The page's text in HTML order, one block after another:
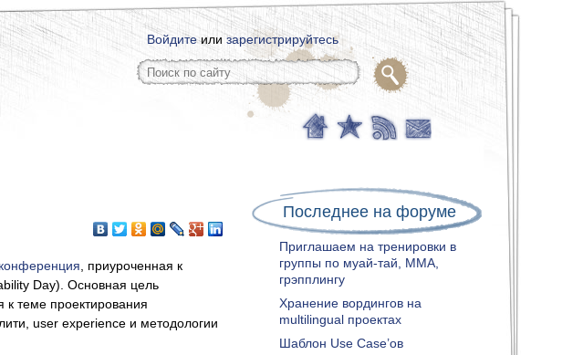
Войдитеилизарегистрируйтесь
, приуроченная к
Day). Основная цель
теме проектирования
user experience и методологии
Последнее на форуме
Приглашаем на тренировки в
группы по муай-тай, ММА,
грэпплингу
Хранение вордингов на
multilingual проектах
Шаблон Use Case’ов